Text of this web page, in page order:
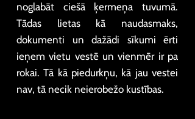
noglabāt ciešā ķermeņa tuvumā.
Tādas lietas kā naudasmaks,
dokumenti un dažādi sīkumi ērti
ieņem vietu vestē un vienmēr ir pa
rokai. Tā kā piedurkņu, kā jau vestei
nav, tā necik neierobežo kustības.